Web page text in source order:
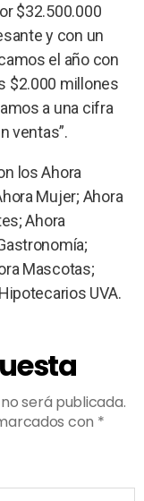
$32.500.000
y con un
el año con
$2.000 millones
a una cifra
ventas”.
los Ahora
Mujer; Ahora
Ahora
Mascotas;
UVA.
será publicada.
con *